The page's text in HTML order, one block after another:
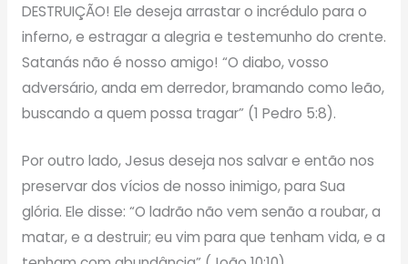
DESTRUIÇÃO! Ele deseja arrastar o incrédulo para o
inferno, e estragar a alegria e testemunho do crente.
Satanás não é nosso amigo! “O diabo, vosso
adversário, anda em derredor, bramando como leão,
buscando a quem possa tragar” (1 Pedro 5:8).
Por outro lado, Jesus deseja nos salvar e então nos
preservar dos vícios de nosso inimigo, para Sua
glória. Ele disse: “O ladrão não vem senão a roubar, a
matar, e a destruir; eu vim para que tenham vida, e a